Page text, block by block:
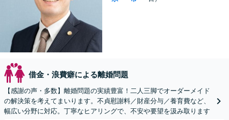
借金・浪費癖による離婚問題
【感謝の声・多数】離婚問題の実績豊富！二人三脚でオーダーメイド
の解決策を考えてまいります。不貞慰謝料／財産分与／養育費など、
幅広い分野に対応。丁寧なヒアリングで、不安や要望を汲み取ります